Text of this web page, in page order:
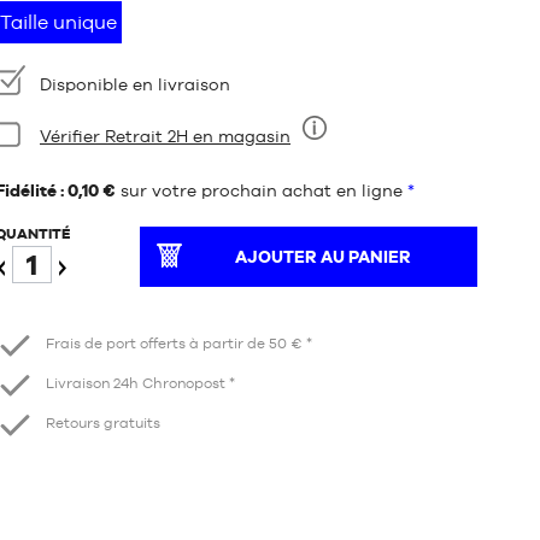
Taille unique
Disponible en livraison
Vérifier Retrait 2H en magasin
: 0,10 € sur votre prochain achat en ligne *
AJOUTER AU PANIER
Frais de port offerts à partir de 50 € *
Livraison 24h Chronopost *
Retours gratuits